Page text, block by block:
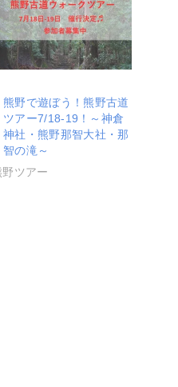
熊野で遊ぼう！熊野古道
ツアー7/18-19！～神倉
神社・熊野那智大社・那
智の滝～
野ツアー